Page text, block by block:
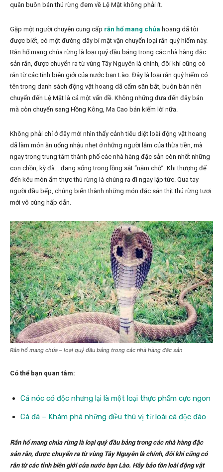
quân buôn bán thú rừng đem về Lệ Mật không phải ít.
Gặp một người chuyên cung cấp rắn hổ mang chúa hoang dã tôi
được biết, có một đường dây bí mật vận chuyển loại rắn quý hiếm này.
Rắn hổ mang chúa rừng là loại quý đầu bảng trong các nhà hàng đặc
sản rắn, được chuyển ra từ vùng Tây Nguyên là chính, đôi khi cũng có
rắn từ các tỉnh biên giới của nước bạn Lào. Đây là loại rắn quý hiếm có
tên trong danh sách động vật hoang dã cấm săn bắt, buôn bán nên
chuyển đến Lệ Mật là cả một vấn đề. Không những đưa đến đây bán
mà còn chuyển sang Hồng Kông, Ma Cao bán kiếm lời nữa.
Không phải chỉ ở đây mới nhìn thấy cảnh tiêu diệt loài động vật hoang
dã làm món ăn uống nhậu nhẹt ở những người lắm của thừa tiền, mà
ngay trong trung tâm thành phố các nhà hàng đặc sản còn nhốt những
con chồn, kỳ đà… đang sống trong lồng sắt “nằm chờ”. Khi thượng đế
đến kêu món ẩm thực thú rừng là chúng ra đi ngay lập tức. Qua tay
người đầu bếp, chúng biến thành những món đặc sản thịt thú rừng tươi
mới vô cùng hấp dẫn.
Rắn hổ mang chúa – loại quý đầu bảng trong các nhà hàng đặc sản
Có thể bạn quan tâm:
Cá nóc có độc nhưng lại là một loại thực phẩm cực ngon
Cá đá – Khám phá những điều thú vị từ loài cá độc đáo
Rắn hổ mang chúa rừng là loại quý đầu bảng trong các nhà hàng đặc
sản rắn, được chuyển ra từ vùng Tây Nguyên là chính, đôi khi cũng có
rắn từ các tỉnh biên giới của nước bạn Lào. Hãy bảo tồn loài động vật